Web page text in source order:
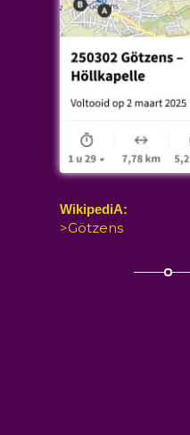
WikipediA:
>Götzens